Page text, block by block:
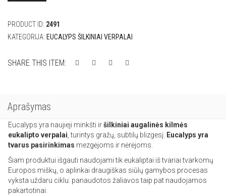
PRODUCT ID: 2491
KATEGORIJA: EUCALYPS ŠILKINIAI VERPALAI
SHARE THIS ITEM:
Aprašymas
Eucalyps yra naujieji minkšti iršilkiniai augalinės kilmės
eukalipto verpalai , turintys gražų, subtilų blizgesį.
Eucalyps yra
tvarus pasirinkimas mezgėjoms ir nėrėjoms.
Šiam produktui išgauti naudojami tik eukaliptai iš tvariai tvarkomų
Europos miškų, o aplinkai draugiškas siūlų gamybos procesas
vyksta uždaru ciklu: panaudotos žaliavos taip pat naudojamos
pakartotinai.